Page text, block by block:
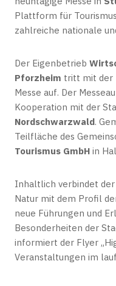
Plattform für
zahlreiche nationale
Der Eigenbetrieb
Pforzheim tritt mit der
Messe auf. Der
Kooperation mit der
Nordschwarzwald.
Teilfläche des
Tourismus GmbH in
Inhaltlich verbindet
Natur mit dem Profil
neue Führungen und
Besonderheiten der
informiert der Flyer
Veranstaltungen im